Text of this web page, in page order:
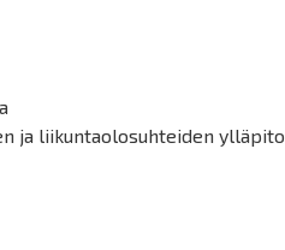
ja liikuntaolosuhteiden ylläpito